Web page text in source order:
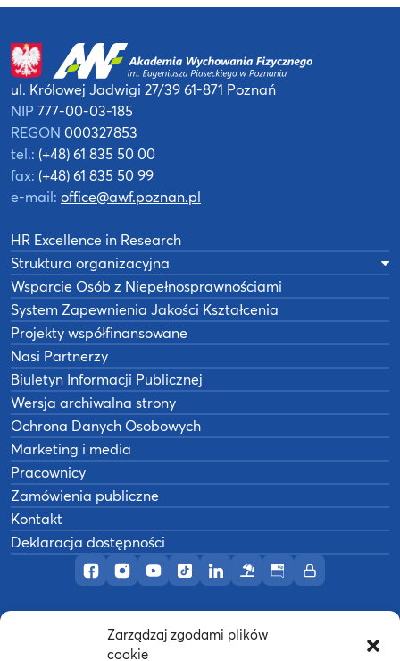
Zarządzaj zgodami plików
cookie
Profil AWF Poznań w serwisie Facebook
Profil AWF Poznań w serwisie Instagram
Profil AWF Poznań w serwisie YouTube
Profil AWF Poznań w serwisie
Profil AWF Poznań w
OśrodekBiuletynIntranet
ul. Królowej Jadwigi 27/3961-871 Poznań
NIP 777-00-03-185
REGON 000327853
tel.: (+48) 61 835 50 00
fax: (+48) 61 835 50 99
e-mail: office@awf.poznan.pl
HR Excellence in Research
Struktura organizacyjna
Wsparcie Osób z Niepełnosprawnościami
System Zapewnienia Jakości Kształcenia
Projekty współfinansowane
Nasi Partnerzy
Biuletyn Informacji Publicznej
Wersja archiwalna strony
Ochrona Danych Osobowych
Marketing i media
Pracownicy
Zamówienia publiczne
Kontakt
Deklaracja dostępności
Akademia Wychowania Fizycznego w